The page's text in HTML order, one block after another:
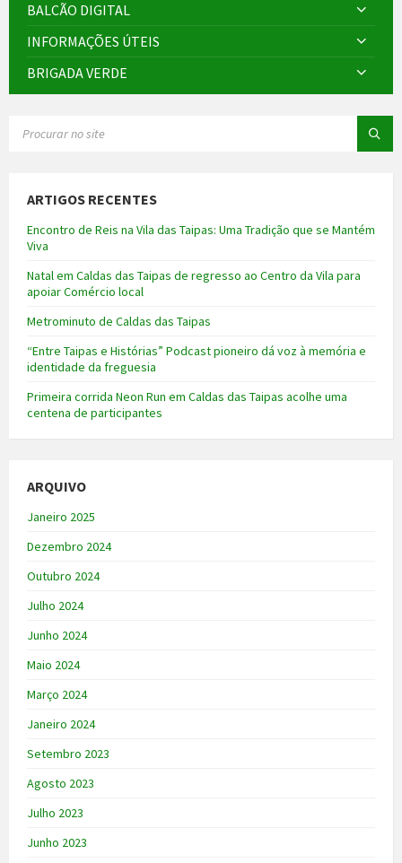
BALCÃO DIGITAL
INFORMAÇÕES ÚTEIS
BRIGADA VERDE
ARTIGOS RECENTES
Encontro de Reis na Vila das Taipas: Uma Tradição que se Mantém
Viva
Natal em Caldas das Taipas de regresso ao Centro da Vila para
apoiar Comércio local
Metrominuto de Caldas das Taipas
“Entre Taipas e Histórias” Podcast pioneiro dá voz à memória e
identidade da freguesia
Primeira corrida Neon Run em Caldas das Taipas acolhe uma
centena de participantes
ARQUIVO
Janeiro 2025
Dezembro 2024
Outubro 2024
Julho 2024
Junho 2024
Maio 2024
Março 2024
Janeiro 2024
Setembro 2023
Agosto 2023
Julho 2023
Junho 2023